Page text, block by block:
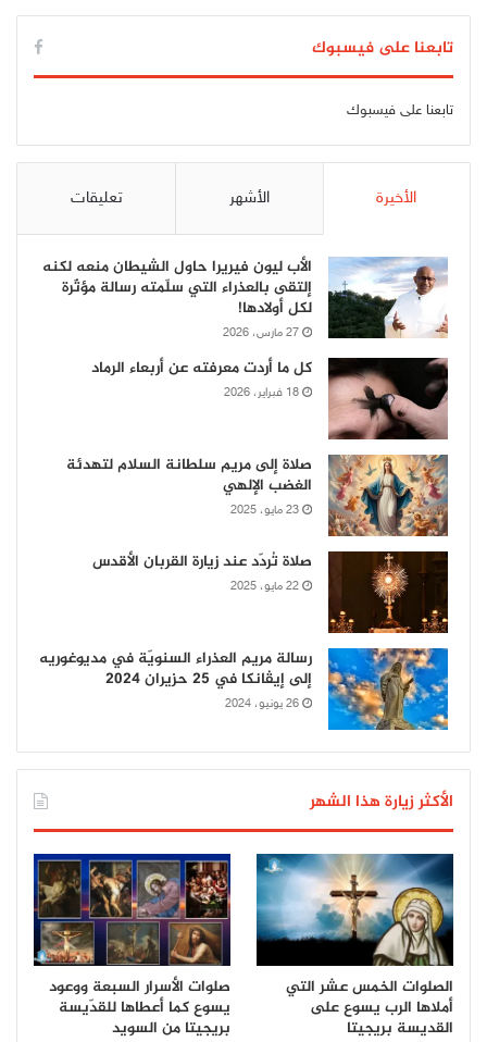
تابعنا على فيسبوك
تابعنا على فيسبوك
الأخيرة الأشهر تعليقات
الأب ليون فيريرا حاول الشيطان منعه لكنه
إلتقى بالعذراء التي سلّمته رسالة مؤثّرة
لكل أولادها!
27 مارس، 2026
كل ما أردت معرفته عن أربعاء الرماد
18 فبراير، 2026
صلاة إلى مريم سلطانة السلام لتهدئة
الغضب الإلهي
23 مايو، 2025
صلاة تُردّد عند زيارة القربان الأقدس
22 مايو، 2025
رسالة مريم العذراء السنويّة في مديوغوريه
إلى إيڤانكا في 25 حزيران 2024
26 يونيو، 2024
الأكثر زيارة هذا الشهر
الصلوات الخمس عشر التي
أملاها الرب يسوع على
القديسة بريجيتا
صلوات الأسرار السبعة ووعود
يسوع كما أعطاها للقدّيسة
بريجيتا من السويد